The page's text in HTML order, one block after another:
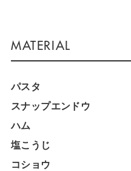
パスタ
スナップエンドウ
ハム
塩こうじ
コショウ